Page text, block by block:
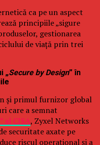
ca pe un aspect
principiile „sigure
gestionarea
de viață prin trei
„Secure by Design” în
și primul furnizor global
care a semnat
al CISA, Zyxel Networks
securitate axate pe
riscul operațional și a